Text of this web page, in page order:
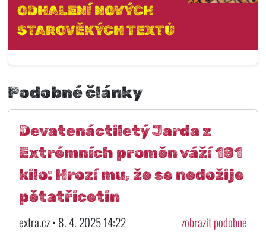
ODHALENÍ NOVÝCH
STAROVĚKÝCH TEXTŮ
Podobné články
Devatenáctiletý Jarda z
Extrémních proměn váží 181
kilo: Hrozí mu, že se nedožije
pětatřicetin
extra.cz • 8. 4. 2025 14:22 zobrazit podobné